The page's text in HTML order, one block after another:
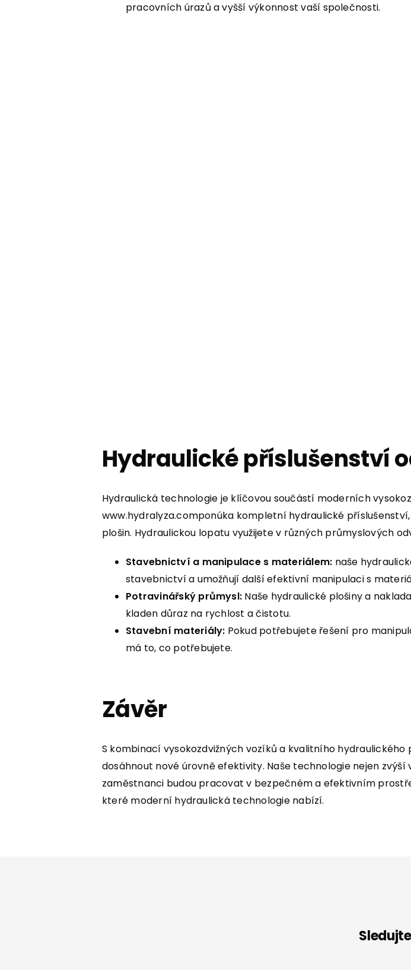
pracovních úrazů a vyšší výkonnost vaší společnosti.
Hydraulické příslušenství
Hydraulická technologie je klíčovou součástí moderních
www.hydralyza.componúka kompletní hydraulické
plošin. Hydraulickou lopatu využijete v různých průmyslových
Stavebnictví a manipulace s materiálem: naše
stavebnictví a umožňují další efektivní manipulaci s
Potravinářský průmysl: Naše hydraulické plošiny a
kladen důraz na rychlost a čistotu.
Stavební materiály: Pokud potřebujete řešení pro
má to, co potřebujete.
Závěr
S kombinací vysokozdvižných vozíků a kvalitního hydraulického
dosáhnout nové úrovně efektivity. Naše technologie nejen zvýší
zaměstnanci budou pracovat v bezpečném a efektivním
které moderní hydraulická technologie nabízí.